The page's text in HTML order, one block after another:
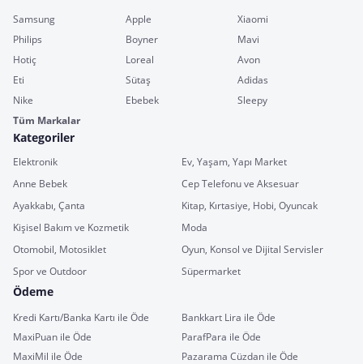
Samsung Apple
Xiaomi
Philips
Boyner
Mavi
Hotiç
Loreal
Avon
Eti
Sütaş
Adidas
Nike
Ebebek
Sleepy
Tüm Markalar
Kategoriler
Elektronik
Ev, Yaşam, Yapı Market
Anne Bebek
Cep Telefonu ve Aksesuar
Ayakkabı, Çanta
Kitap, Kırtasiye, Hobi, Oyuncak
Kişisel Bakım ve Kozmetik
Moda
Otomobil, Motosiklet
Oyun, Konsol ve Dijital Servisler
Spor ve Outdoor
Süpermarket
Ödeme
Kredi Kartı/Banka Kartı ile Öde
Bankkart Lira ile Öde
MaxiPuan ile Öde
ParafPara ile Öde
MaxiMil ile Öde
Pazarama Cüzdan ile Öde